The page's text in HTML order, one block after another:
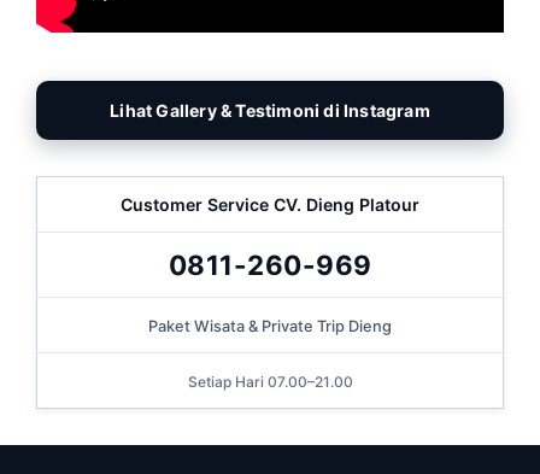
Lihat Gallery & Testimoni di Instagram
Customer Service CV. Dieng Platour
0811-260-969
Paket Wisata & Private Trip Dieng
Setiap Hari 07.00–21.00